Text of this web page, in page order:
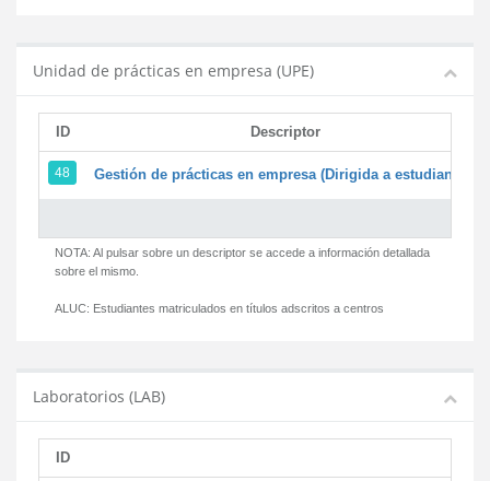
Unidad de prácticas en empresa (UPE)
ID Descriptor
48 Gestión de prácticas en empresa (Dirigida a estudiantes)
NOTA: Al pulsar sobre un descriptor se accede a información detallada
sobre el mismo.
ALUC: Estudiantes matriculados en títulos adscritos a centros
Laboratorios (LAB)
ID